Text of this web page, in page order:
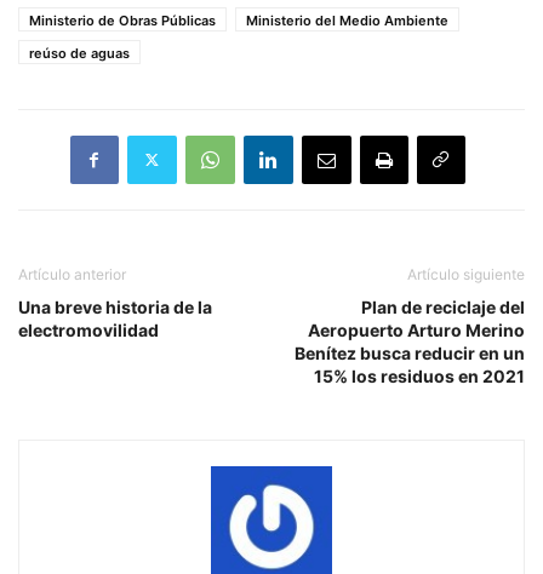
Ministerio de Obras Públicas
Ministerio del Medio Ambiente
reúso de aguas
Artículo anterior
Una breve historia de la
electromovilidad
Artículo siguiente
Plan de reciclaje del
Aeropuerto Arturo Merino
Benítez busca reducir en un
15% los residuos en 2021